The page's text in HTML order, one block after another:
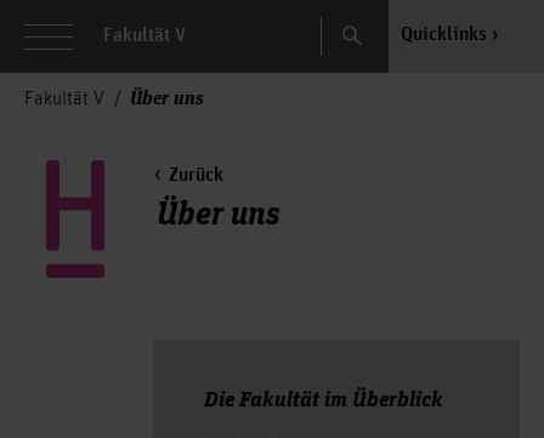
Fakultät V Search Quicklinks
Fakultät V Über uns
Zurück
Über uns
Die Fakultät im Überblick